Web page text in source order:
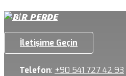
İletişime Geçin
Telefon: +90 541 727 42 93